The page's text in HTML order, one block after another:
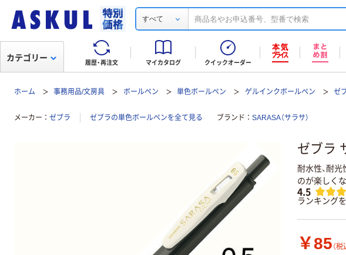
すべて
履歴・再注文 マイカタログ クイックオーダー
カテゴリー
ホーム 事務用品/文房具 ボールペン 単色ボールペン ゲルインクボールペン ゼ
メーカー ゼブラ ゼブラの単色ボールペンを全て見る ブランド SARASA（サラサ）
ゼブラ
耐水性、耐
のが楽しく
4.5
ランキング
￥85 （税